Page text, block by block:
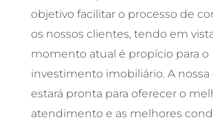
objetivo facilitar o processo de
os nossos clientes, tendo em
momento atual é propício para o
investimento imobiliário. A
estará pronta para oferecer o
atendimento e as melhores